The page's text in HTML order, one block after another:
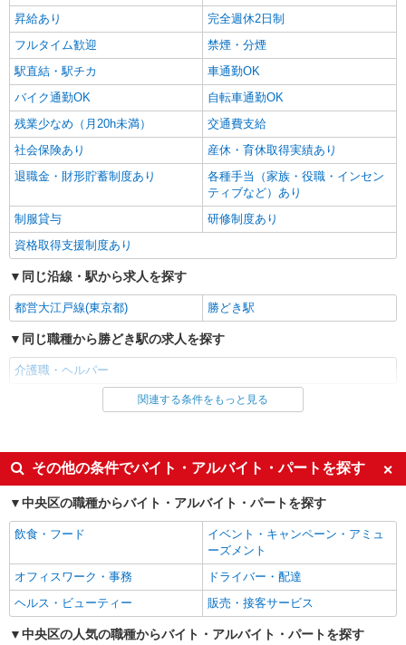
詳細を見る
昇給あり
完全週休2日制
フルタイム歓迎
禁煙・分煙
駅直結・駅チカ
車通勤OK
バイク通勤OK
自転車通勤OK
残業少なめ（月20h未満）
交通費支給
社会保険あり
産休・育休取得実績あり
退職金・財形貯蓄制度あり
各種手当（家族・役職・インセン
ティブなど）あり
制服貸与
研修制度あり
資格取得支援制度あり
同じ沿線・駅から求人を探す
都営大江戸線(東京都) 勝どき駅
同じ職種から勝どき駅の求人を探す
介護職・ヘルパー
同じ雇用形態から勝どき駅の求人を探す
同じ特徴から勝どき駅の求人を探す
入社日応相談
未経験歓迎
経験者・有資格者歓迎
新卒・第二新卒歓迎
主婦・主夫歓迎
フリーター歓迎
学歴不問
ブランクOK
ミドル（40代～）活躍中
エルダー（50代～）活躍中
シニア（60代～）活躍中
関連する条件をもっと見る
その他の条件でバイト・アルバイト・パートを探す
中央区の職種からバイト・アルバイト・パートを探す
飲食・フード
イベント・キャンペーン・アミュ
ーズメント
オフィスワーク・事務
ドライバー・配達
ヘルス・ビューティー
販売・接客サービス
中央区の人気の職種からバイト・アルバイト・パートを探す